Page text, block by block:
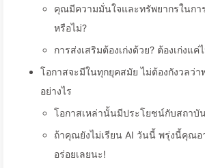
คุณมีความมั่นใจและทรัพยากรในกา
หรือไม่?
การส่งเสริมต้องเก่งด้วย? ต้องเก่งแค่
โอกาสจะมีในทุกยุคสมัย ไม่ต้องกังวลว่า
อย่างไร
โอกาสเหล่านั้นมีประโยชน์กับสถาบั
ถ้าคุณยังไม่เรียน AI วันนี้ พรุ่งนี้คุณอ
อร่อยเลยนะ!